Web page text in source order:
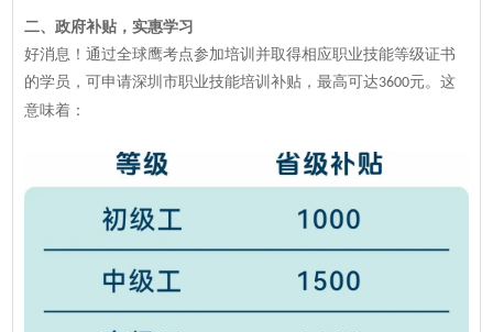
二、政府补贴，实惠学习
好消息！通过全球鹰考点参加培训并取得相应职业技能等级证书
的学员，可申请深圳市职业技能培训补贴，最高可达3600元。这
意味着：